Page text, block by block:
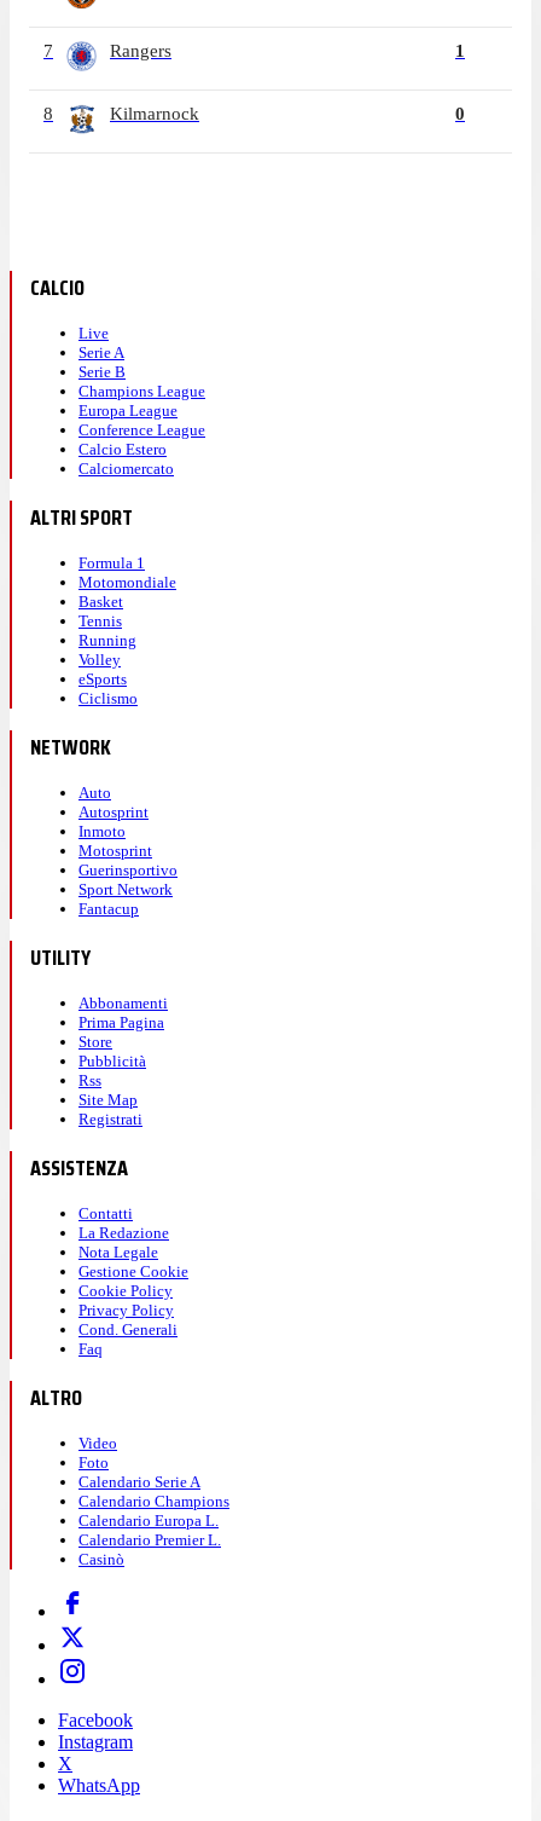
7 Rangers 1
8 Kilmarnock 0
CALCIO
Live
Serie A
Serie B
Champions League
Europa League
Conference League
Calcio Estero
Calciomercato
ALTRI SPORT
Formula 1
Motomondiale
Basket
Tennis
Running
Volley
eSports
Ciclismo
NETWORK
Auto
Autosprint
Inmoto
Motosprint
Guerinsportivo
Sport Network
Fantacup
UTILITY
Abbonamenti
Prima Pagina
Store
Pubblicità
Rss
Site Map
Registrati
ASSISTENZA
Contatti
La Redazione
Nota Legale
Gestione Cookie
Cookie Policy
Privacy Policy
Cond. Generali
Faq
ALTRO
Video
Foto
Calendario Serie A
Calendario Champions
Calendario Europa L.
Calendario Premier L.
Casinò
Facebook
Instagram
X
WhatsApp